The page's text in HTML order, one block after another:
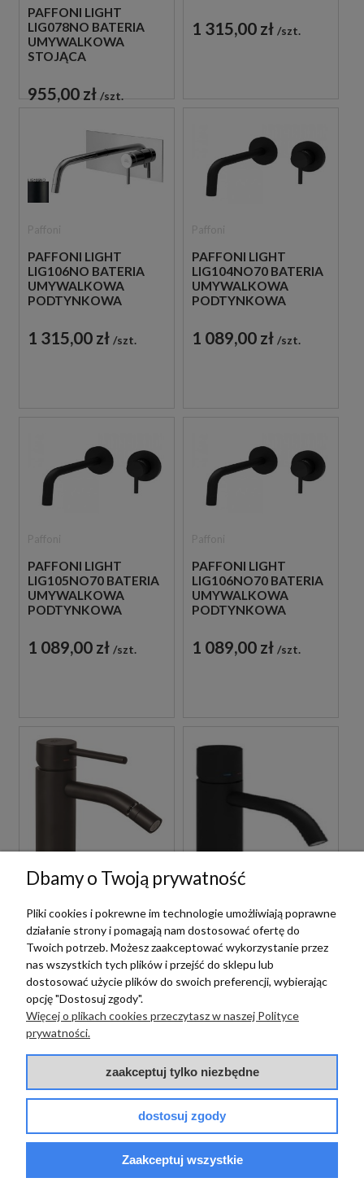
PAFFONI LIGHT
LIG078NO BATERIA
UMYWALKOWA
STOJĄCA
CZARNA
955,00 zł szt.
CZARNA
1 315,00 zł szt.
PAFFONI LIGHT
LIG106NO BATERIA
UMYWALKOWA
PODTYNKOWA
CZARNA
1 315,00 zł szt.
PAFFONI LIGHT
LIG104NO70 BATERIA
UMYWALKOWA
PODTYNKOWA
CZARNA
1 089,00 zł szt.
PAFFONI LIGHT
LIG105NO70 BATERIA
UMYWALKOWA
PODTYNKOWA
CZARNA
1 089,00 zł szt.
PAFFONI LIGHT
LIG106NO70 BATERIA
UMYWALKOWA
PODTYNKOWA
CZARNA
1 089,00 zł szt.
Paffoni
PAFFONI LIGHT
LIG131NO BATERIA
BIDETOWA STOJĄCA
JEDNOUCHWYTOWA
CZARNA
719,00 zł szt.
Paffoni
PAFFONI LIGHT
LIGX131NO BATERIA
BIDETOWA STOJĄCA
JEDNOUCHWYTOWA
839,00 zł szt.
Dbamy o Twoją prywatność
Pliki cookies i pokrewne im technologie umożliwiają poprawne
działanie strony i pomagają nam dostosować ofertę do
Twoich potrzeb. Możesz zaakceptować wykorzystanie przez
nas wszystkich tych plików i przejść do sklepu lub
dostosować użycie plików do swoich preferencji, wybierając
opcję "Dostosuj zgody".
Więcej o plikach cookies przeczytasz w naszej Polityce
prywatności.
zaakceptuj tylko niezbędne
dostosuj zgody
Zaakceptuj wszystkie